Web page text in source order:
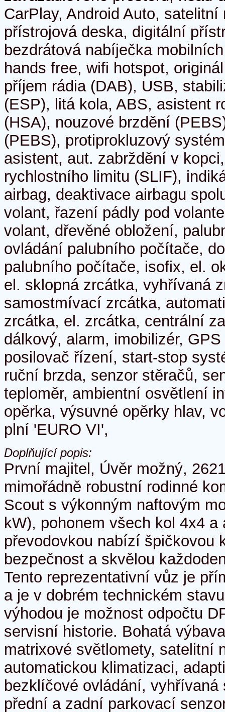
CarPlay, Android Auto,
přístrojová deska, digitální
bezdrátová nabíječka
hands free, wifi hotspot,
příjem rádia (DAB), USB,
(ESP), litá kola, ABS, asistent
(HSA), nouzové brzdění
(PEBS), protiprokluzový
asistent, aut. zabrždění v
rychlostního limitu (SLIF),
airbag, deaktivace airbagu
volant, řazení pádly pod
volant, dřevěné obložení,
ovládání palubního počítače,
palubního počítače, isofix, el.
el. sklopná zrcátka, vyhřívaná
samostmívací zrcátka,
zrcátka, el. zrcátka, centrální
dálkový, alarm, imobilizér,
posilovač řízení, start-stop
ruční brzda, senzor stěračů,
teploměr, ambientní osvětlení
opěrka, výsuvné opěrky hlav,
plní 'EURO VI',
Doplňující popis:
První majitel, Úvěr možný,
mimořádně robustní rodinné
Scout s výkonným naftovým
kW), pohonem všech kol 4x4
převodovkou nabízí špičkovou
bezpečnost a skvělou
Tento reprezentativní vůz je
a je v dobrém technickém
výhodou je možnost odpočtu
servisní historie. Bohatá
matrixové světlomety, satelitní
automatickou klimatizaci,
bezklíčové ovládání, vyhřívaná
přední a zadní parkovací